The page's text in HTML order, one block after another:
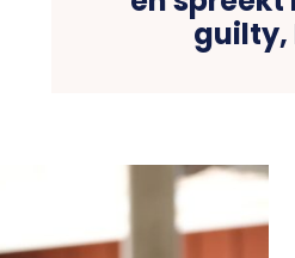
guilty,